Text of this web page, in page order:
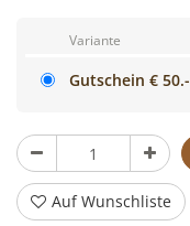
Variante
Gutschein €
Stück
Auf Wunschliste